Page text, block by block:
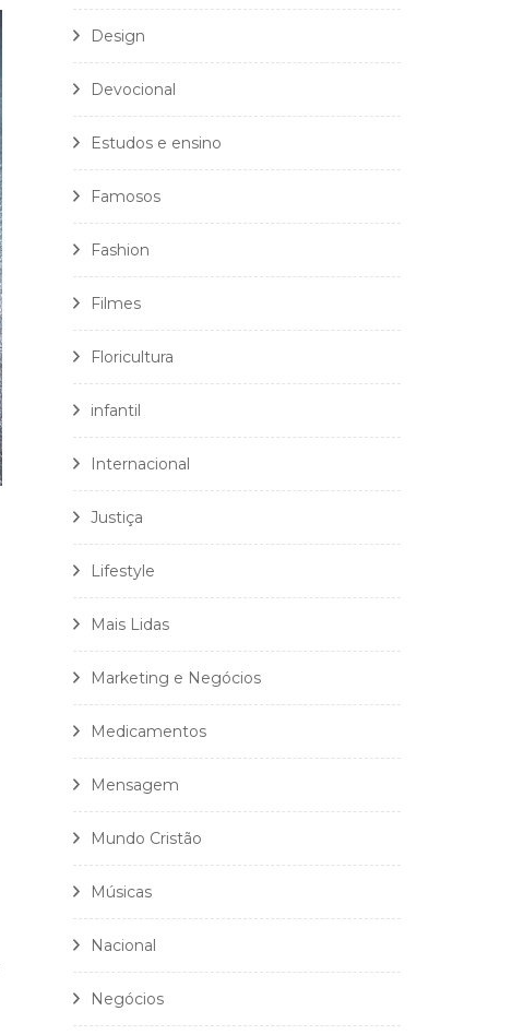
Design
Devocional
Estudos e ensino
Famosos
Fashion
Filmes
Floricultura
infantil
Internacional
Justiça
Lifestyle
Mais Lidas
Marketing e Negócios
Medicamentos
Mensagem
Mundo Cristão
Músicas
Nacional
Negócios